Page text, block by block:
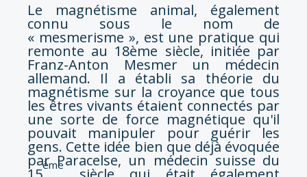
Le magnétisme animal, également
connu sous le nom de
« mesmerisme », est une pratique qui
remonte au 18ème siècle, initiée par
Franz-Anton Mesmer un médecin
allemand. Il a établi sa théorie du
magnétisme sur la croyance que tous
les êtres vivants étaient connectés par
une sorte de force magnétique qu'il
pouvait manipuler pour guérir les
gens. Cette idée bien que déjà évoquée
par Paracelse, un médecin suisse du
ème